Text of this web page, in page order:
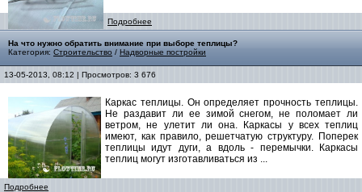
Подробнее
На что нужно обратить внимание при выборе теплицы?
Категория: Строительство / Надворные постройки
13-05-2013, 08:12 | Просмотров: 3 676
Каркас теплицы. Он определяет прочность теплицы.
Не раздавит ли ее зимой снегом, не поломает ли
ветром, не улетит ли она. Каркасы у всех теплиц
имеют, как правило, решетчатую структуру. Поперек
теплицы идут дуги, а вдоль - перемычки. Каркасы
теплиц могут изготавливаться из ...
Подробнее